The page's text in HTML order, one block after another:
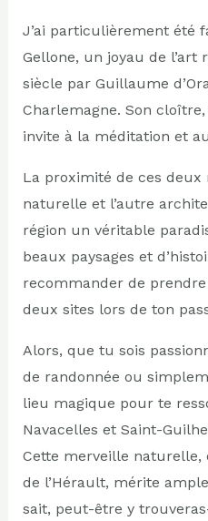
J’ai particulièrement été
Gellone, un joyau de l’art
siècle par Guillaume
Charlemagne. Son
invite à la méditation et
La proximité de ces deux
naturelle et l’autre
région un véritable
beaux paysages et
recommander de
deux sites lors de ton
Alors, que tu sois
de randonnée ou
lieu magique pour te
Navacelles et Saint-
Cette merveille naturelle,
de l’Hérault, mérite
sait, peut-être y